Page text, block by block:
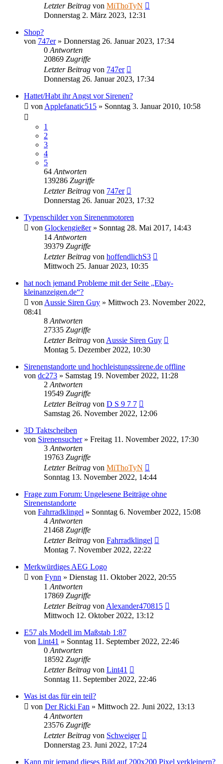
Letzter Beitrag von MiThoTyN
Donnerstag 2. März 2023, 12:31
Shop?
von 747er» Donnerstag 26. Januar 2023, 17:34
0 Antworten
20869 Zugriffe
Letzter Beitrag von 747er
Donnerstag 26. Januar 2023, 17:34
Hattet/Habt ihr Angst vor Sirenen?
von Applefanatic515 » Sonntag 3. Januar 2010, 10:58
1
2
3
4
5
64 Antworten
139286 Zugriffe
Letzter Beitrag von 747er
Donnerstag 26. Januar 2023, 17:32
Typenschilder von Sirenenmotoren
von Glockengießer» Sonntag 28. Mai 2017, 14:43
14 Antworten
39379 Zugriffe
Letzter Beitrag von hoffendlichS3
Mittwoch 25. Januar 2023, 10:35
hat noch jemand Probleme mit der Seite „Ebay-
kleinanzeigen.de“?
von Aussie Siren Guy » Mittwoch 23. November 2022,
08:41
8 Antworten
27335 Zugriffe
Letzter Beitrag von Aussie Siren Guy
Montag 5. Dezember 2022, 10:30
Sirenenstandorte und hochleistungssirene.de offline
von dc273 » Samstag 19. November 2022, 11:28
2 Antworten
19549 Zugriffe
Letzter Beitrag von D S 9 7 7
Samstag 26. November 2022, 12:06
3D Taktscheiben
von Sirenensucher» Freitag 11. November 2022, 17:30
3 Antworten
19763 Zugriffe
Letzter Beitrag von MiThoTyN
Sonntag 13. November 2022, 14:44
Frage zum Forum: Ungelesene Beiträge ohne
Sirenenstandorte
von Fahrradklingel » Sonntag 6. November 2022, 15:08
4 Antworten
21468 Zugriffe
Letzter Beitrag von Fahrradklingel
Montag 7. November 2022, 22:22
Merkwürdiges AEG Logo
von Fynn » Dienstag 11. Oktober 2022, 20:55
1 Antworten
17869 Zugriffe
Letzter Beitrag von Alexander470815
Mittwoch 12. Oktober 2022, 13:12
E57 als Modell im Maßstab 1:87
von Lint41 » Sonntag 11. September 2022, 22:46
0 Antworten
18592 Zugriffe
Letzter Beitrag von Lint41
Sonntag 11. September 2022, 22:46
Was ist das für ein teil?
von Der Ricki Fan » Mittwoch 22. Juni 2022, 13:13
4 Antworten
23576 Zugriffe
Letzter Beitrag von Schweiger
Donnerstag 23. Juni 2022, 17:24
Kann mir jemand dieses Bild auf 200x200 Pixel verkleinern?